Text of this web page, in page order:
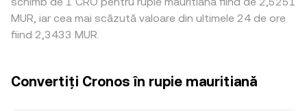
MUR, iar cea mai scăzută valoare din ultimele 24 de ore
fiind 2,3433 MUR.
Convertiți Cronos în rupie mauritiană